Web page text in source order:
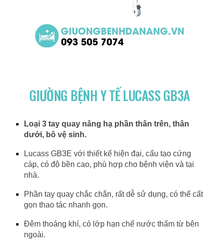
GIƯỜNG BỆNH Y TẾ LUCASS GB3A
Loại 3 tay quay nâng hạ phần thân trên, thân
dưới, bô vệ sinh.
Lucass GB3E với thiết kế hiện đại, cấu tạo cứng
cáp, có độ bền cao, phù hợp cho bệnh viện và tại
nhà.
Phần tay quay chắc chắn, rất dễ sử dụng, có thể cất
gọn thao tác nhanh gọn.
Đêm thoáng khí, có lớp hạn chế nước thấm từ bên
ngoài.